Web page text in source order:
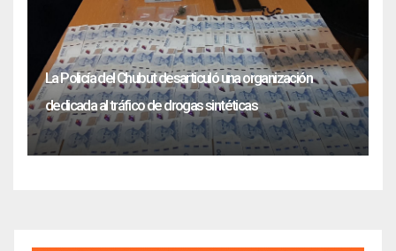
La Policía del Chubut desarticuló una organización
dedicada al tráfico de drogas sintéticas